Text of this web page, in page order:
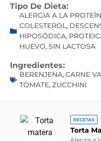
Tipo De Dieta:
ALERGIA A LA
COLESTEROL,
HIPOSÓDICA,
HUEVO,SIN LACTOSA
Ingredientes:
BERENJENA,CARNE
TOMATE,ZUCCHINI
RECETAS
Torta